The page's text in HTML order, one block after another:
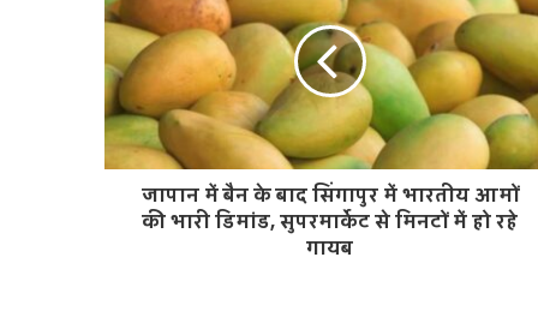
जापान में बैन के बाद सिंगापुर में भारतीय आमों
की भारी डिमांड, सुपरमार्केट से मिनटों में हो रहे
गायब